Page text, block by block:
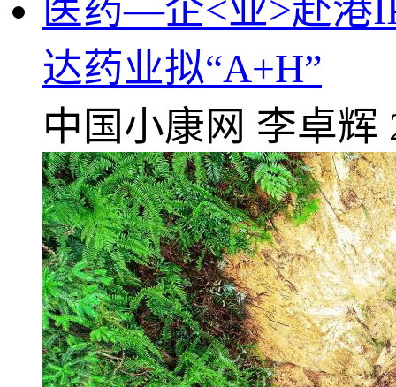
医药—企<业>赴港
达药业拟“A+H”
中国小康网 李卓辉